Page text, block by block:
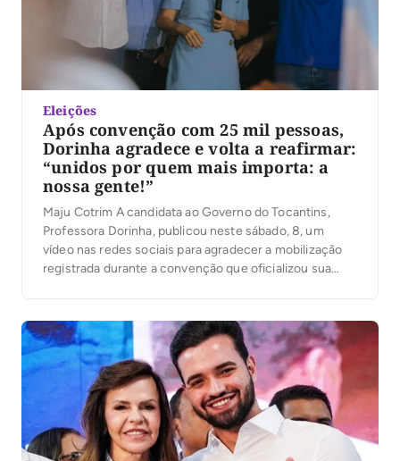
Eleições
Após convenção com 25 mil pessoas,
Dorinha agradece e volta a reafirmar:
“unidos por quem mais importa: a
nossa gente!”
Maju Cotrim A candidata ao Governo do Tocantins,
Professora Dorinha, publicou neste sábado, 8, um
vídeo nas redes sociais para agradecer a mobilização
registrada durante a convenção que oficializou sua
destacou a presença das caravanas, lideranças e
apoiadores que participaram […]